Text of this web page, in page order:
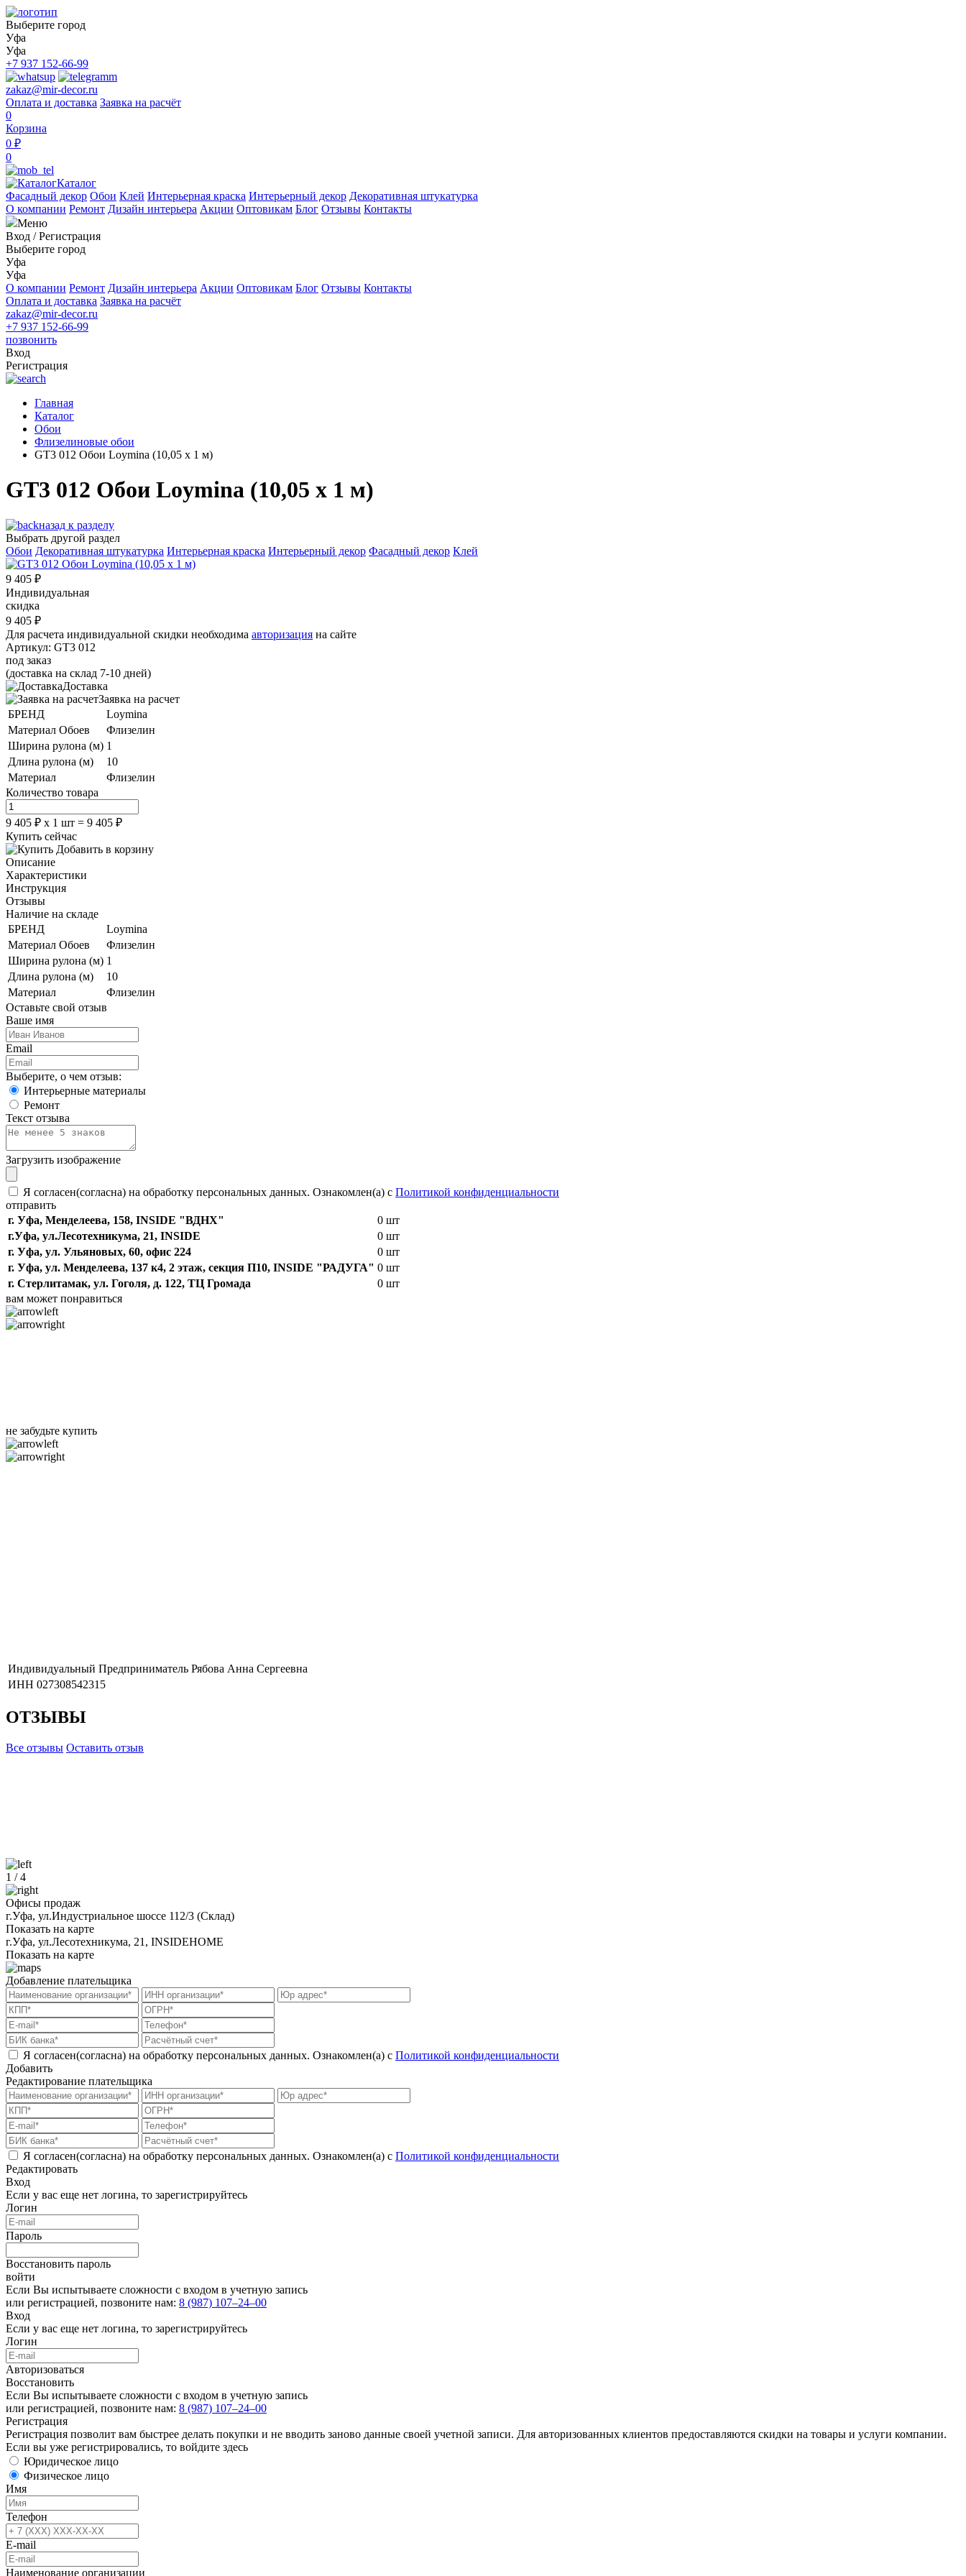
Выберите город
Уфа
Уфа
+7 937 152-66-99
zakaz@mir-decor.ru
Оплата и доставка Заявка на расчёт
0
Корзина
0 ₽
0
Каталог
Фасадный декор Обои Клей Интерьерная краска Интерьерный декор Декоративная штукатурка
О компании Ремонт Дизайн интерьера Акции Оптовикам Блог Отзывы Контакты
Меню
Вход /Регистрация
Выберите город
Уфа
Уфа
О компании Ремонт Дизайн интерьера Акции Оптовикам Блог Отзывы Контакты
Оплата и доставка Заявка на расчёт
zakaz@mir-decor.ru
+7 937 152-66-99
позвонить
Вход
Регистрация
Главная
Каталог
Обои
Флизелиновые обои
GT3 012 Обои Loymina (10,05 х 1 м)
GT3 012 Обои Loymina (10,05 х 1 м)
назад к разделу
Выбрать другой раздел
Обои Декоративная штукатурка Интерьерная краска Интерьерный декор Фасадный декор Клей
9 405 ₽
Индивидуальная
скидка
9 405 ₽
Для расчета индивидуальной скидки необходима авторизация на сайте
Артикул: GT3 012
под заказ
(доставка на склад 7-10 дней)
Доставка
Заявка на расчет
БРЕНД
Loymina
Материал Обоев
Флизелин
Ширина рулона (м) 1
Длина рулона (м)
10
Материал
Флизелин
Количество товара
9 405 ₽ х 1 шт = 9 405 ₽
Купить сейчас
Добавить в корзину
Описание
Характеристики
Инструкция
Отзывы
Наличие на складе
БРЕНД
Loymina
Материал Обоев
Флизелин
Ширина рулона (м) 1
Длина рулона (м)
10
Материал
Флизелин
Оставьте свой отзыв
Ваше имя
Email
Выберите, о чем отзыв:
Интерьерные материалы
Ремонт
Текст отзыва
Загрузить изображение
Я согласен(согласна) на обработку персональных данных. Ознакомлен(а) с Политикой конфиденциальности
отправить
г. Уфа, Менделеева, 158, INSIDE "ВДНХ"
0 шт
г.Уфа, ​ул.Лесотехникума, 21, INSIDE
0 шт
г. Уфа, ул. Ульяновых, 60, офис 224
0 шт
г. Уфа, ул. Менделеева, 137 к4, ​2 этаж, секция П10, INSIDE "РАДУГА" 0 шт
г. Стерлитамак, ул. Гоголя, д. 122, ТЦ Громада
0 шт
вам может понравиться
не забудьте купить
Индивидуальный Предприниматель Рябова Анна Сергеевна
ИНН 027308542315
ОТЗЫВЫ
Все отзывы Оставить отзыв
1 /4
Офисы продаж
г.Уфа, ул.Индустриальное шоссе 112/3 (Склад)
Показать на карте
г.Уфа, ​ул.Лесотехникума, 21, INSIDEHOME
Показать на карте
Добавление плательщика
Я согласен(согласна) на обработку персональных данных. Ознакомлен(а) с Политикой конфиденциальности
Добавить
Редактирование плательщика
Я согласен(согласна) на обработку персональных данных. Ознакомлен(а) с Политикой конфиденциальности
Редактировать
Вход
Если у вас еще нет логина, то зарегистрируйтесь
Логин
Пароль
Восстановить пароль
войти
Если Вы испытываете сложности с входом в учетную запись
или регистрацией, позвоните нам: 8 (987) 107‒24‒00
Вход
Если у вас еще нет логина, то зарегистрируйтесь
Логин
Авторизоваться
Восстановить
Если Вы испытываете сложности с входом в учетную запись
или регистрацией, позвоните нам: 8 (987) 107‒24‒00
Регистрация
Регистрация позволит вам быстрее делать покупки и не вводить заново данные своей учетной записи. Для авторизованных клиентов предоставляются скидки на товары и услуги компании.
Если вы уже регистрировались, то войдите здесь
Юридическое лицо
Физическое лицо
Имя
Телефон
E-mail
Наименование организации